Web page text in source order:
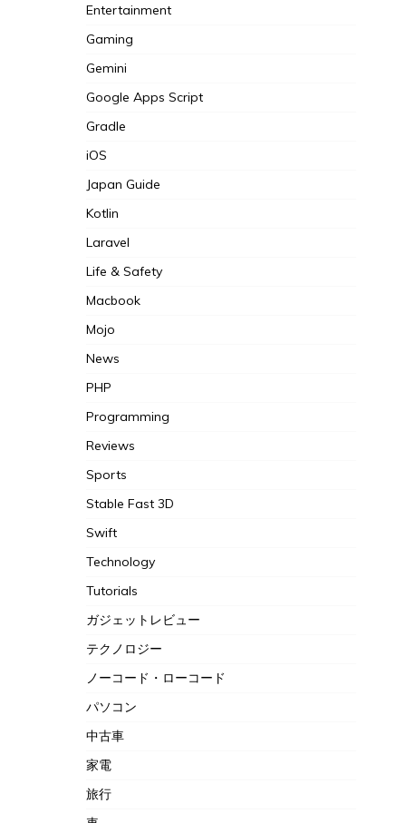
Entertainment
Gaming
Gemini
Google Apps Script
Gradle
iOS
Japan Guide
Kotlin
Laravel
Life & Safety
Macbook
Mojo
News
PHP
Programming
Reviews
Sports
Stable Fast 3D
Swift
Technology
Tutorials
ガジェットレビュー
テクノロジー
ノーコード・ローコード
パソコン
中古車
家電
旅行